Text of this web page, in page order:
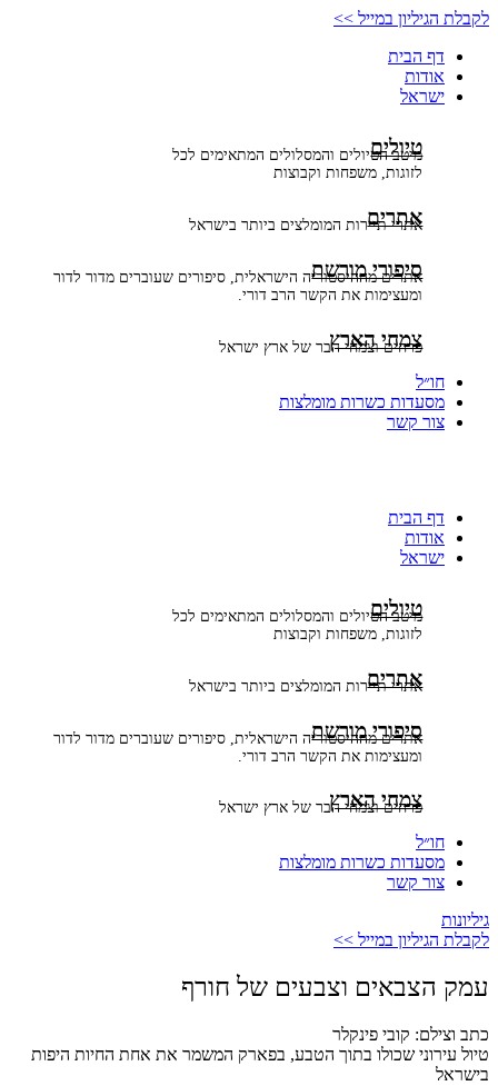
דלג
לקבלת הגיליון במייל >>
דף הבית
אודות
ישראל
טיולים
מיטב הטיולים והמסלולים המתאימים לכל
לזוגות, משפחות וקבוצות
אתרים
אתרי תיירות המומלצים ביותר בישראל
סיפורי מורשת
אתרים מההיסטוריה הישראלית, סיפורים שעוברים מדור לדור
ומעצימות את הקשר הרב דורי.
צמחי הארץ
פרחים וצמחי הבר של ארץ ישראל
חו״ל
מסעדות כשרות מומלצות
צור קשר
דף הבית
אודות
ישראל
טיולים
מיטב הטיולים והמסלולים המתאימים לכל
לזוגות, משפחות וקבוצות
אתרים
אתרי תיירות המומלצים ביותר בישראל
סיפורי מורשת
אתרים מההיסטוריה הישראלית, סיפורים שעוברים מדור לדור
ומעצימות את הקשר הרב דורי.
צמחי הארץ
פרחים וצמחי הבר של ארץ ישראל
חו״ל
מסעדות כשרות מומלצות
צור קשר
גיליונות
לקבלת הגיליון במייל >>
עמק הצבאים וצבעים של חורף
כתב וצילם: קובי פינקלר
טיול עירוני שכולו בתוך הטבע, בפארק המשמר את אחת החיות היפות
בישראל